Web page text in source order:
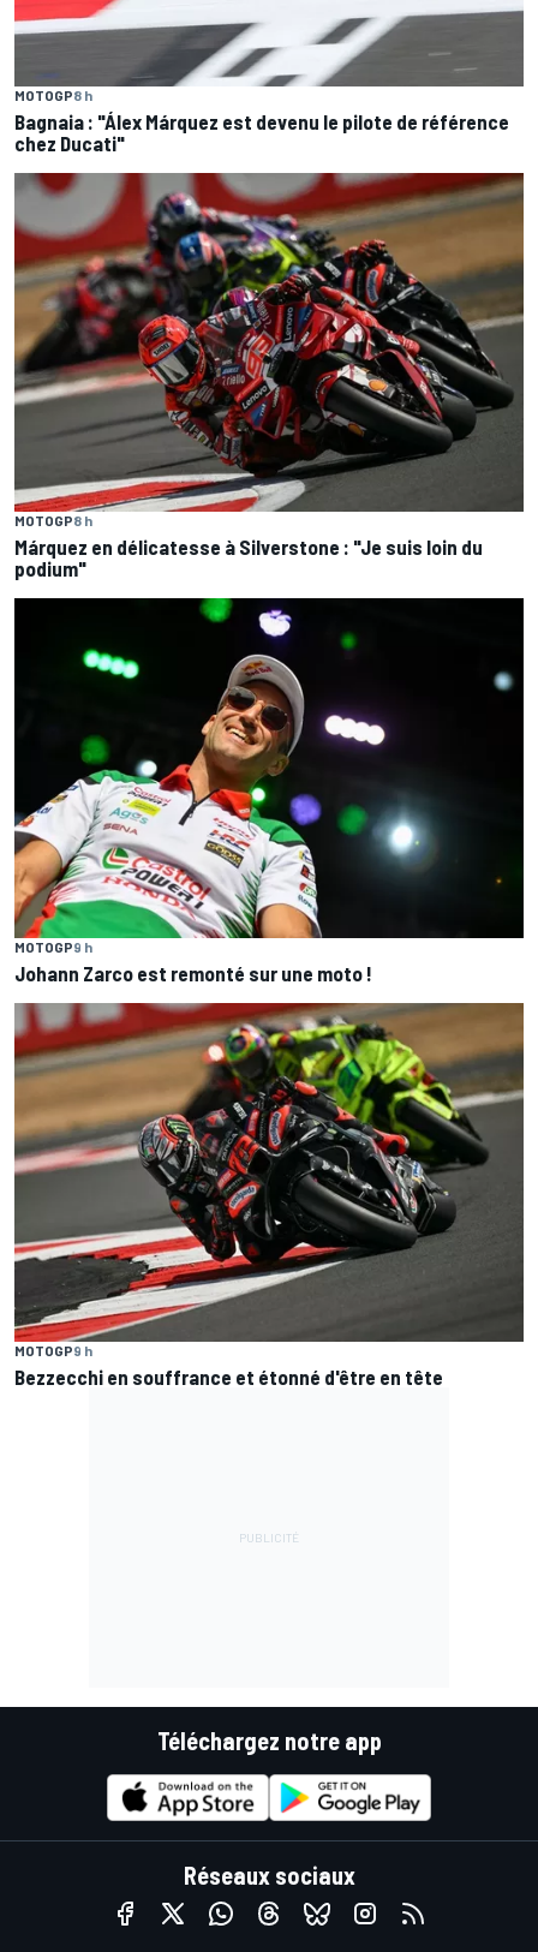
MOTOGP8 h
Bagnaia : "Álex Márquez est devenu le pilote de référence
chez Ducati"
MOTOGP8 h
Márquez en délicatesse à Silverstone : "Je suis loin du
podium"
MOTOGP9 h
Johann Zarco est remonté sur une moto !
MOTOGP9 h
Bezzecchi en souffrance et étonné d'être en tête
Téléchargez notre app
Réseaux sociaux